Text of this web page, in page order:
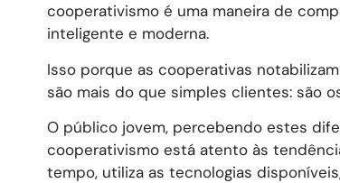
cooperativismo é uma maneira de
inteligente e moderna.
Isso porque as cooperativas
são mais do que simples clientes: são
O público jovem, percebendo estes
cooperativismo está atento às
tempo, utiliza as tecnologias